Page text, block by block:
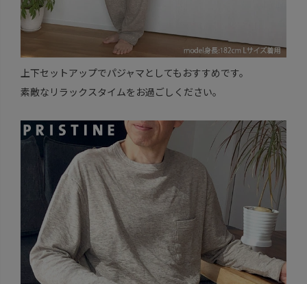
上下セットアップでパジャマとしてもおすすめです。
素敵なリラックスタイムをお過ごしください。